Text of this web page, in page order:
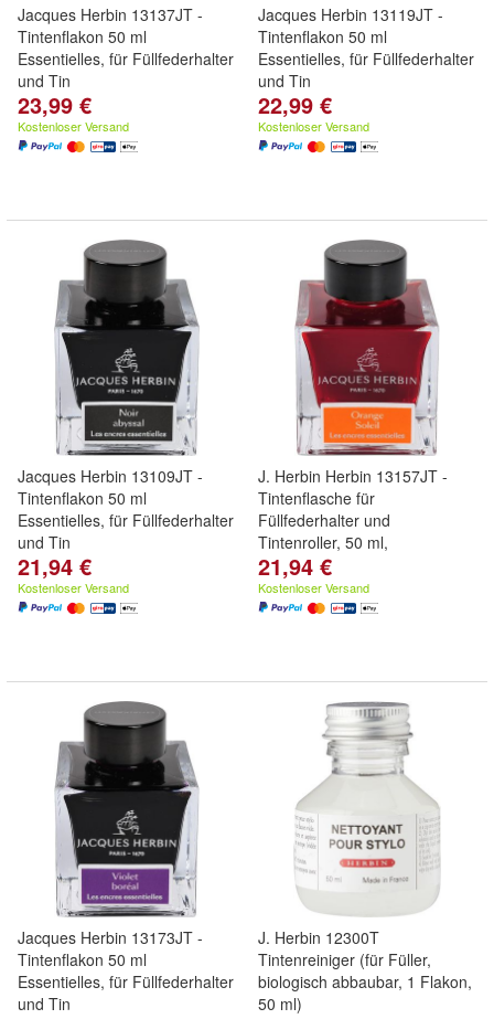
Jacques Herbin 13137JT -
Tintenflakon 50 ml
Essentielles, für Füllfederhalter
und Tin
23,99 €
Kostenloser Versand
Jacques Herbin 13119JT -
Tintenflakon 50 ml
Essentielles, für Füllfederhalter
und Tin
22,99 €
Kostenloser Versand
Jacques Herbin 13109JT -
Tintenflakon 50 ml
Essentielles, für Füllfederhalter
und Tin
21,94 €
Kostenloser Versand
J. Herbin Herbin 13157JT -
Tintenflasche für
Füllfederhalter und
Tintenroller, 50 ml,
21,94 €
Kostenloser Versand
Jacques Herbin 13173JT -
Tintenflakon 50 ml
Essentielles, für Füllfederhalter
und Tin
J. Herbin 12300T
Tintenreiniger (für Füller,
biologisch abbaubar, 1 Flakon,
50 ml)